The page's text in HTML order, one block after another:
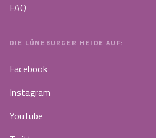
FAQ
DIE LÜNEBURGER HEIDE AUF:
Facebook
Instagram
YouTube